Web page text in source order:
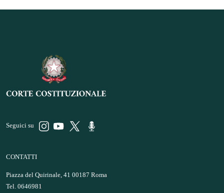
Seguici su
CONTATTI
Piazza del Quirinale, 41 00187 Roma
Tel. 0646981